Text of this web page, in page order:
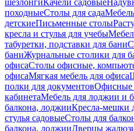
шезлонгиКачели садовые
походныеСтолы для сада
детскиеПисьменные столы
кресла и стулья для учебы
табуретки, подставки для бани
баниЖурнальные столики для
офисаСтолы офисные,
офисаМягкая мебель для офиса
полки для документовОфисные
кабинетаМебель для лоджии и
балкона, лоджииКресла-мешки
стулья садовыеСтолы для
балкона, лоджииДверцы